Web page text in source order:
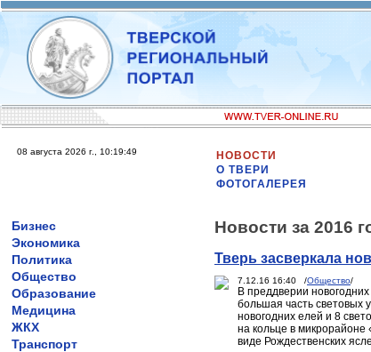
08 августа 2026 г., 10:19:49
НОВОСТИ
О ТВЕРИ
ФОТОГАЛЕРЕЯ
Бизнес
Экономика
Политика
Общество
Образование
Медицина
ЖКХ
Транспорт
Новости за 2016
Тверь засверкала
7.12.16 16:40 /Общество/
В преддверии
большая часть световых
новогодних елей и 8
на кольце в
виде Рождественских